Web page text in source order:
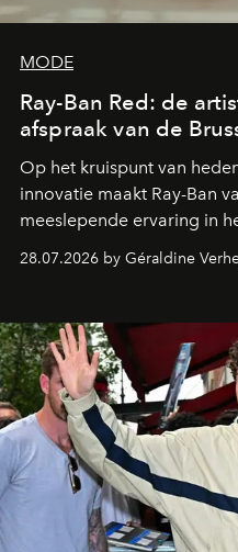
MODE
Ray-Ban Red: de
afspraak van de
Op het kruispunt van
innovatie maakt Ray-Ban
meeslepende ervaring in
28.07.2026 by Géraldine